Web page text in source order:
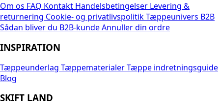
Om os FAQ Kontakt Handelsbetingelser Levering &
returnering Cookie- og privatlivspolitikTæppeunivers B2B
Sådan bliver du B2B-kundeAnnuller din ordre
INSPIRATION
Tæppeunderlag TæppematerialerTæppe indretningsguide
Blog
SKIFT LAND